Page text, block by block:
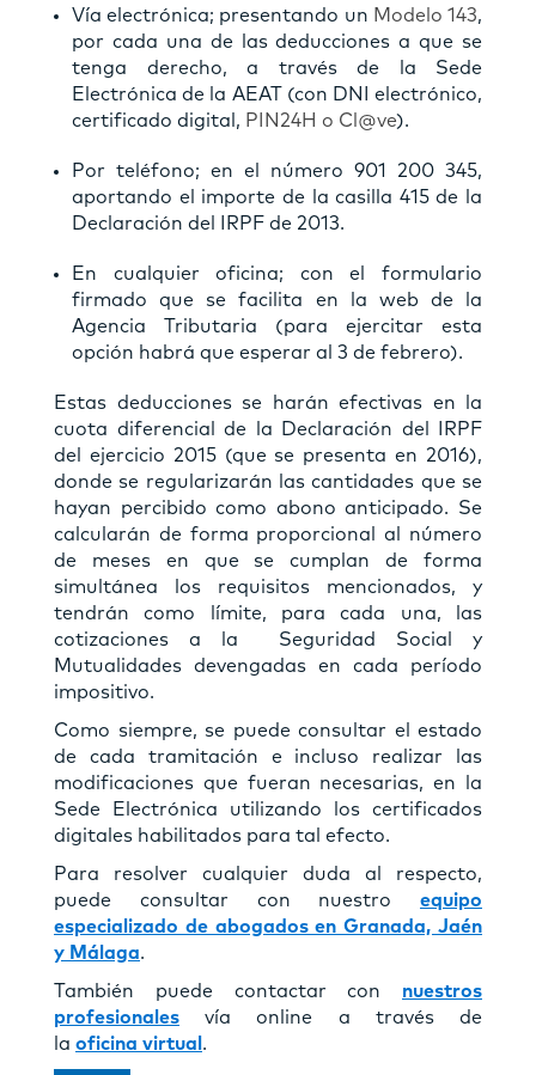
Vía electrónica; presentando un Modelo 143,
por cada una de las deducciones a que se
tenga derecho, a través de la Sede
Electrónica de la AEAT (con DNI electrónico,
certificado digital, PIN24H o Cl@ve).
Por teléfono; en el número 901 200 345,
aportando el importe de la casilla 415 de la
Declaración del IRPF de 2013.
En cualquier oficina; con el formulario
firmado que se facilita en la web de la
Agencia Tributaria (para ejercitar esta
opción habrá que esperar al 3 de febrero).
Estas deducciones se harán efectivas en la
cuota diferencial de la Declaración del IRPF
del ejercicio 2015 (que se presenta en 2016),
donde se regularizarán las cantidades que se
hayan percibido como abono anticipado. Se
calcularán de forma proporcional al número
de meses en que se cumplan de forma
simultánea los requisitos mencionados, y
tendrán como límite, para cada una, las
cotizaciones a la Seguridad Social y
Mutualidades devengadas en cada período
impositivo.
Como siempre, se puede consultar el estado
de cada tramitación e incluso realizar las
modificaciones que fueran necesarias, en la
Sede Electrónica utilizando los certificados
digitales habilitados para tal efecto.
Para resolver cualquier duda al respecto,
puede consultar con nuestro equipo
especializado de abogados en Granada, Jaén
y Málaga.
También puede contactar con nuestros
profesionales vía online a través de
la oficina virtual .